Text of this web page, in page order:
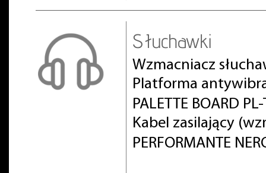
Słuchawki
Wzmacniacz
Platforma
PALETTE BOARD
Kabel zasilający
PERFORMANTE